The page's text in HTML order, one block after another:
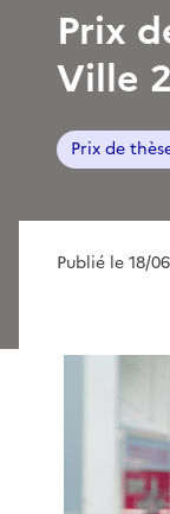
Prix
Ville
Prix de
Publié le 18/